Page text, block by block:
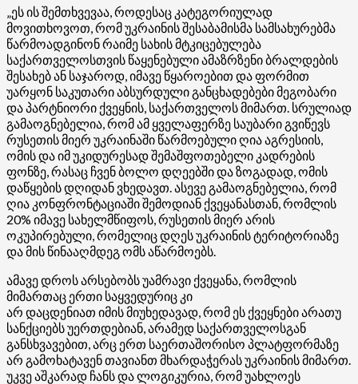
„ეს ის შემთხვევაა, როდესაც კატეგორიულად
მოვითხოვოთ, რომ უკრაინის შესაბამისმა სამსახურებმა
წარმოადგინონ რაიმე სახის მტკიცებულება
საქართველოსთვის წაყენებული ამაზრზენი ბრალდების
შესახებ ან საჯაროდ, იმავე წყაროებით და ფორმით
უარყონ საკუთარი აბსურდული განცხადებები მეგობარი
და პარტნიორი ქვეყნის, საქართველოს მიმართ. სრულიად
გამაოგნებელია, რომ ამ ყველაფერზე საუბარი გვიწევს
რუსეთის მიერ უკრაინაში წარმოებული ღია აგრესიის,
ომის და იმ უკიდურესად შემაშფოთებელი კადრების
ფონზე, რასაც ჩვენ ბოლო დღეებში და ზოგადად, ომის
დაწყების დღიდან ვხედავთ. ასევე გამაოგნებელია, რომ
ღია კონფრონტაციაში შემოდიან ქვეყანასთან, რომლის
20% იმავე სახელმწიფოს, რუსეთის მიერ არის
ოკუპირებული, რომელიც დღეს უკრაინის ტერიტორიაზე
და მის წინააღმდეგ ომს აწარმოებს.
ამავე დროს არსებობს უამრავი ქვეყანა, რომლის
მიმართაც ერთი საყვედურიც კი
არ დაცდენიათ იმის მიუხედავად, რომ ეს ქვეყნები არათუ
სანქციებს უერთდებიან, არამედ საქართველოსგან
განსხვავებით, არც ერთ საერთაშორისო პლატფორმაზე
არ გამოხატავენ თავიანთ მხარდაჭერას უკრაინის მიმართ.
უკვე აშკარად ჩანს და ლოგიკურია, რომ უახლოეს